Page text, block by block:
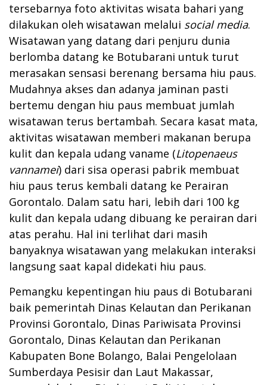
tersebarnya foto aktivitas wisata bahari yang
dilakukan oleh wisatawan melalui social media.
Wisatawan yang datang dari penjuru dunia
berlomba datang ke Botubarani untuk turut
merasakan sensasi berenang bersama hiu paus.
Mudahnya akses dan adanya jaminan pasti
bertemu dengan hiu paus membuat jumlah
wisatawan terus bertambah. Secara kasat mata,
aktivitas wisatawan memberi makanan berupa
kulit dan kepala udang vaname (Litopenaeus
vannamei) dari sisa operasi pabrik membuat
hiu paus terus kembali datang ke Perairan
Gorontalo. Dalam satu hari, lebih dari 100 kg
kulit dan kepala udang dibuang ke perairan dari
atas perahu. Hal ini terlihat dari masih
banyaknya wisatawan yang melakukan interaksi
langsung saat kapal didekati hiu paus.
Pemangku kepentingan hiu paus di Botubarani
baik pemerintah Dinas Kelautan dan Perikanan
Provinsi Gorontalo, Dinas Pariwisata Provinsi
Gorontalo, Dinas Kelautan dan Perikanan
Kabupaten Bone Bolango, Balai Pengelolaan
Sumberdaya Pesisir dan Laut Makassar,